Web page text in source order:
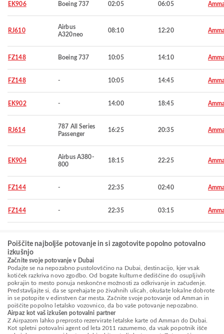
EK906 Boeing 737 02:05 06:05
RJ610
Airbus
A320neo
08:10 12:20
FZ148 Boeing 737 10:05 14:10
FZ148 - 10:05 14:45
EK902 - 14:00 18:45
RJ614
787 All Series
Passenger
16:25 20:35
EK904
Airbus A380-
800
18:15 22:25
FZ144 - 22:35 02:40
FZ144 - 22:35 03:15
Poiščite najboljše potovanje in si zagotovite popolno potovalno
izkušnjo
Začnite svoje potovanje v Dubai
Podajte se na nepozabno pustolovščino na Dubai, destinacijo, kjer vsak
kotiček razkriva novo zgodbo. Od bogate kulturne dediščine do osupljivih
pokrajin to mesto ponuja neskončne možnosti za odkrivanje in začudenje.
Predstavljajte si, da se sprehajate po živahnih ulicah, okušate lokalne dobrote
in se potopite v edinstven čar mesta. Začnite svoje potovanje od Amman in
poiščite popolno letalsko vozovnico, da bo vaše potovanje nepozabno.
Airpaz kot vaš izkušen potovalni partner
Z Airpazom lahko preprosto rezervirate letalske karte od Amman do Dubai.
Kot spletni potovalni agent od leta 2011 razumemo, da vsak popotnik išče